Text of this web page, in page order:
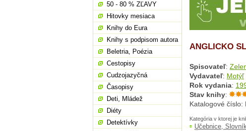
ANGLICKO
Spisovateľ:
Vydavateľ: Motýľ
Rok vydania:
Stav knihy:
Katalogové číslo:
Kategória v ktorej je
Učebnice,
50 - 80 % ZĽAVY
Hitovky mesiaca
Knihy do Eura
Knihy s podpisom autora
Beletria, Poézia
Cestopisy
Cudzojazyčná
Časopisy
Deti, Mládež
Diéty
Detektívky